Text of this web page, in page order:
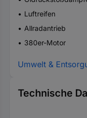
Luftreifen
Allradantrieb
380er-Motor
Umwelt &
Technische